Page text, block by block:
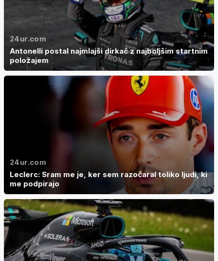
24ur.com
Antonelli postal najmlajši dirkač z najboljšim startnim
položajem
24ur.com
Leclerc: Sram me je, ker sem razočaral toliko ljudi, ki
me podpirajo